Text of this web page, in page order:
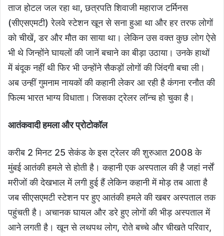
ताज होटल जल रहा था, छत्रपति शिवाजी महाराज टर्मिनस
(सीएसएमटी) रेलवे स्टेशन खून से सना हुआ था और हर तरफ लोगों
को चीखें, डर और मौत का साया था। लेकिन उस वक्त कुछ लोग ऐसे
भी थे जिन्होंने घायलों की जानें बचाने का बीड़ा उठाया। उनके हाथों
में बंदूक नहीं थी फिर भी उन्होंने सैकड़ों लोगों की जिंदगी बचा ली।
अब उन्हीं गुमनाम नायकों की कहानी लेकर आ रही है कंगना रनौत की
फिल्म भारत भाग्य विधाता। जिसका ट्रेलर लॉन्च हो चुका है।
आतंकवादी हमला और प्रोटोकॉल
करीब 2 मिनट 25 सेकंड के इस ट्रेलर की शुरुआत 2008 के
मुंबई आतंकी हमले से होती है। कहानी एक अस्पताल की है जहां नर्सें
मरीजों की देखभाल में लगी हुई हैं लेकिन कहानी में मोड़ तब आता है
जब सीएसएमटी स्टेशन पर हुए आतंकी हमले की खबर अस्पताल तक
पहुंचती है। अचानक घायल और डरे हुए लोगों की भीड़ अस्पताल में
आने लगती है। खून से लथपथ लोग, रोते बच्चे और चीखते परिवार,